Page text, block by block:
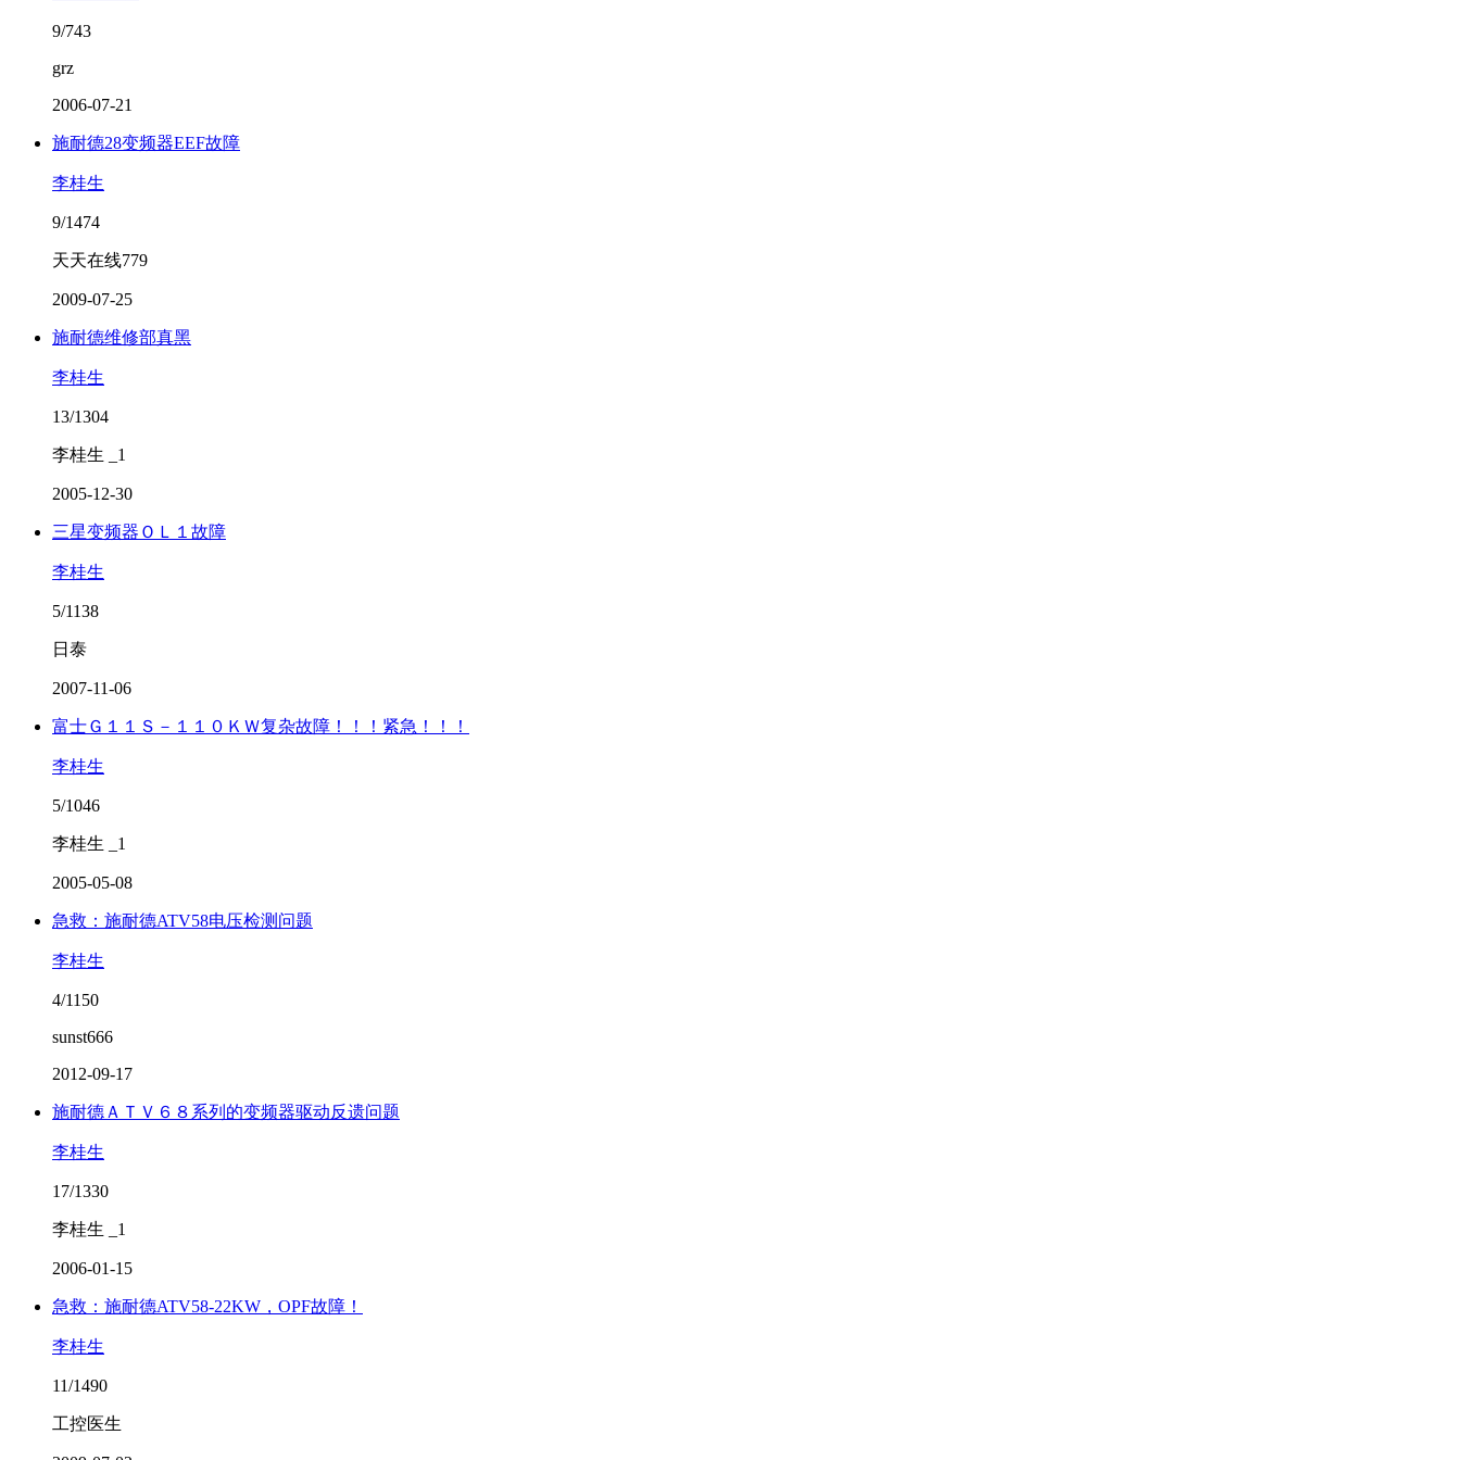
9/743
grz
2006-07-21
施耐德28变频器EEF故障
李桂生
9/1474
天天在线779
2009-07-25
施耐德维修部真黑
李桂生
13/1304
李桂生 _1
2005-12-30
三星变频器ＯＬ１故障
李桂生
5/1138
日泰
2007-11-06
富士Ｇ１１Ｓ－１１０ＫＷ复杂故障！！！紧急！！！
李桂生
5/1046
李桂生 _1
2005-05-08
急救：施耐德ATV58电压检测问题
李桂生
4/1150
sunst666
2012-09-17
施耐德ＡＴＶ６８系列的变频器驱动反遗问题
李桂生
17/1330
李桂生 _1
2006-01-15
急救：施耐德ATV58-22KW，OPF故障！
李桂生
11/1490
工控医生